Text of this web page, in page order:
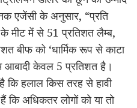
एजेंसी के अनुसार, “प्रति
मीट में से 51 प्रतिशत लैम्ब,
बीफ को ‘धार्मिक रूप से काटा
केवल 5 प्रतिशत है।
कि हलाल किस तरह से हावी
कि अधिकतर लोगों को या तो